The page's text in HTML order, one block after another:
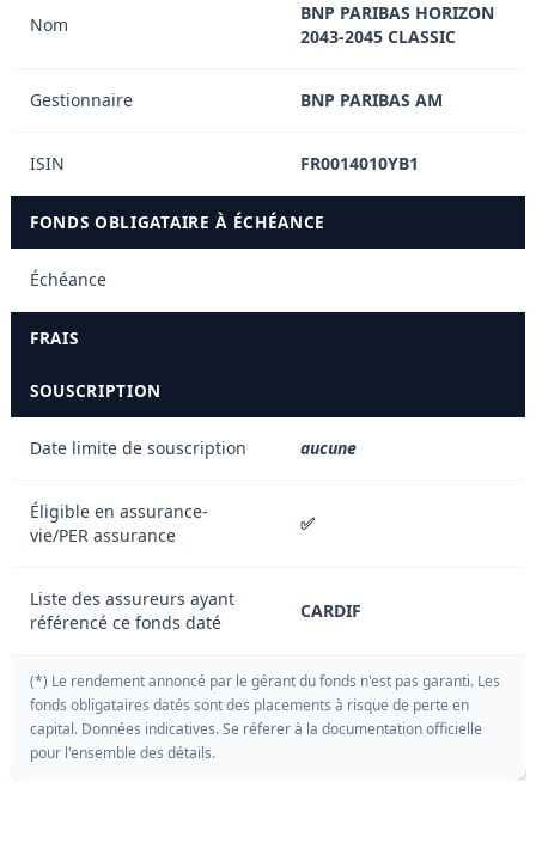
Nom
BNP PARIBAS HORIZON
2043-2045 CLASSIC
Gestionnaire BNP PARIBAS AM
ISIN FR0014010YB1
FONDS OBLIGATAIRE À ÉCHÉANCE
Échéance
FRAIS
SOUSCRIPTION
Date limite de souscription aucune
Éligible en assurance-
vie/PER assurance
✅
Liste des assureurs ayant
référencé ce fonds daté
CARDIF
(*) Le rendement annoncé par le gérant du fonds n'est pas garanti. Les
fonds obligataires datés sont des placements à risque de perte en
capital. Données indicatives. Se réferer à la documentation officielle
pour l'ensemble des détails.